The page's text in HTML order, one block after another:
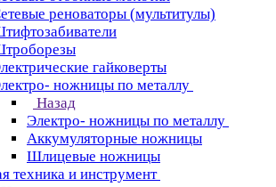
реноваторы (мультитулы)
гайковерты
ножницы по металлу
Назад
Электро- ножницы по металлу
Аккумуляторные ножницы
Шлицевые ножницы
техника и инструмент